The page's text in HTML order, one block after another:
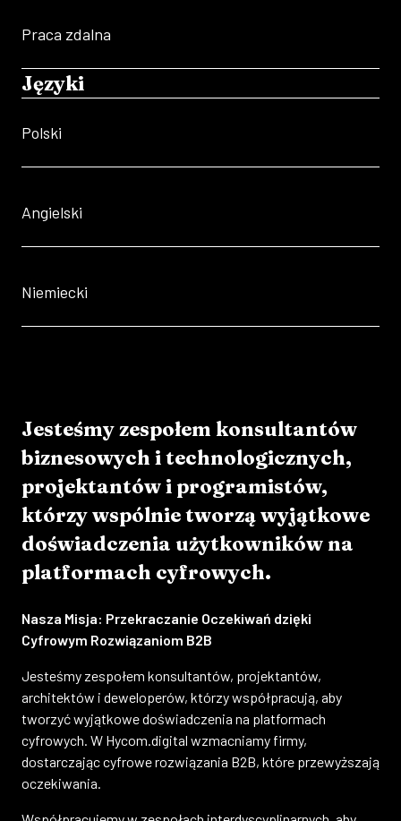
Praca zdalna
Języki
Polski
Angielski
Niemiecki
Jesteśmy zespołem konsultantów
biznesowych i technologicznych,
projektantów i programistów,
którzy wspólnie tworzą wyjątkowe
doświadczenia użytkowników na
platformach cyfrowych.
Nasza Misja: Przekraczanie Oczekiwań dzięki
Cyfrowym Rozwiązaniom B2B
Jesteśmy zespołem konsultantów, projektantów,
architektów i deweloperów, którzy współpracują, aby
tworzyć wyjątkowe doświadczenia na platformach
cyfrowych. W Hycom.digital wzmacniamy firmy,
dostarczając cyfrowe rozwiązania B2B, które przewyższają
oczekiwania.